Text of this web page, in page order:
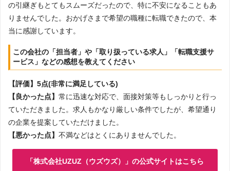
の引継ぎもとてもスムーズだったので、特に不安になることもあ
りませんでした。おかげさまで希望の職種に転職できたので、本
当に感謝しています。
この会社の「担当者」や「取り扱っている求人」「転職支援サ
ービス」などの感想を教えてください
【評価】5点(非常に満足している)
【良かった点】 常に迅速な対応で、面接対策等もしっかりと行っ
ていただきました。求人もかなり厳しい条件でしたが、希望通り
の企業を提案していただけました。
【悪かった点】 不満などはとくにありませんでした。
「株式会社UZUZ（ウズウズ）」の公式サイトはこちら